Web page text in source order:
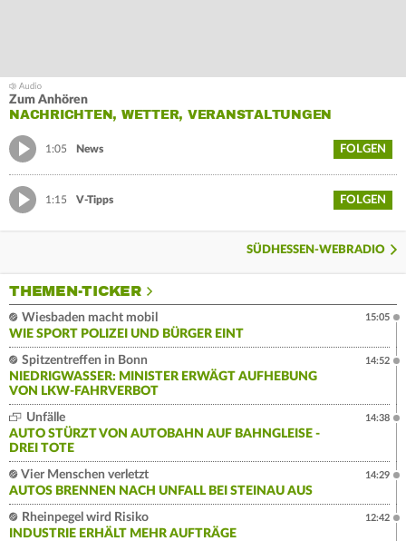
Zum Anhören
NACHRICHTEN, WETTER, VERANSTALTUNGEN
1:05 News FOLGEN
1:15 V-Tipps FOLGEN
SÜDHESSEN-WEBRADIO
THEMEN-TICKER
Wiesbaden macht mobil
WIE SPORT POLIZEI UND BÜRGER EINT
15:05
Spitzentreffen in Bonn
NIEDRIGWASSER: MINISTER ERWÄGT AUFHEBUNG
VON LKW-FAHRVERBOT
14:52
Unfälle
AUTO STÜRZT VON AUTOBAHN AUF BAHNGLEISE -
DREI TOTE
14:38
Vier Menschen verletzt
AUTOS BRENNEN NACH UNFALL BEI STEINAU AUS
14:29
Rheinpegel wird Risiko
INDUSTRIE ERHÄLT MEHR AUFTRÄGE
12:42